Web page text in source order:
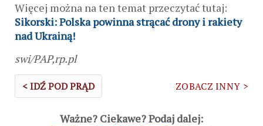
Więcej można na ten temat przeczytać tutaj:
Sikorski: Polska powinna strącać drony i rakiety
nad Ukrainą!
swi/PAP,rp.pl
< IDŹ POD PRĄD ZOBACZ INNY >
Ważne? Ciekawe? Podaj dalej: